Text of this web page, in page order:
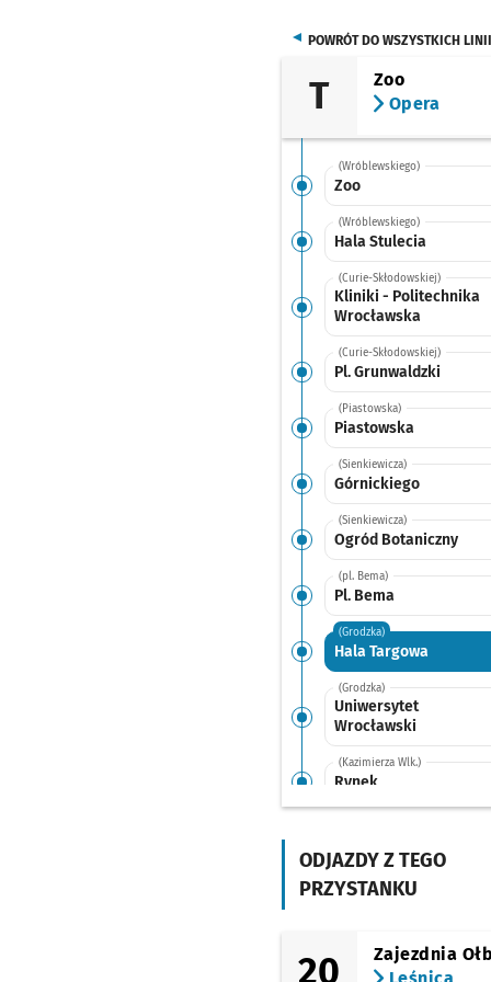
POWRÓT DO WSZYSTKICH LINII
T
Zoo
Opera
(Wróblewskiego)
Zoo
(Wróblewskiego)
Hala Stulecia
(Curie-Skłodowskiej)
Kliniki - Politechnika
Wrocławska
(Curie-Skłodowskiej)
Pl. Grunwaldzki
(Piastowska)
Piastowska
(Sienkiewicza)
Górnickiego
(Sienkiewicza)
Ogród Botaniczny
(pl. Bema)
Pl. Bema
(Grodzka)
Hala Targowa
(Grodzka)
Uniwersytet
Wrocławski
(Kazimierza Wlk.)
Rynek
Świdnicka
Opera
ODJAZDY Z TEGO
PRZYSTANKU
20
Zajezdnia